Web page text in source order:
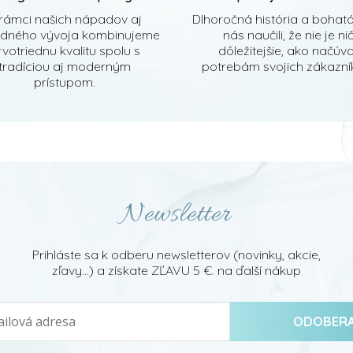
našich nápadov aj
vývoja kombinujeme
kvalitu spolu s
aj moderným
prístupom.
Dlhoročná história a
nás naučili, že nie je
dôležitejšie, ako
potrebám svojich
Newsletter
Prihláste sa k odberu newsletterov (novinky, akcie,
zľavy...) a získate ZĽAVU 5 €. na ďalší nákup